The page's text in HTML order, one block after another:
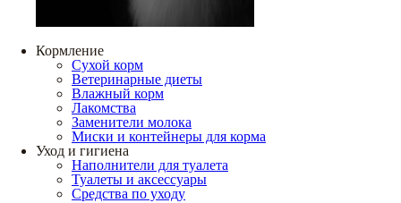
Кормление
Сухой корм
Ветеринарные диеты
Влажный корм
Лакомства
Заменители молока
Миски и контейнеры для корма
Уход и гигиена
Наполнители для туалета
Туалеты и аксессуары
Средства по уходу